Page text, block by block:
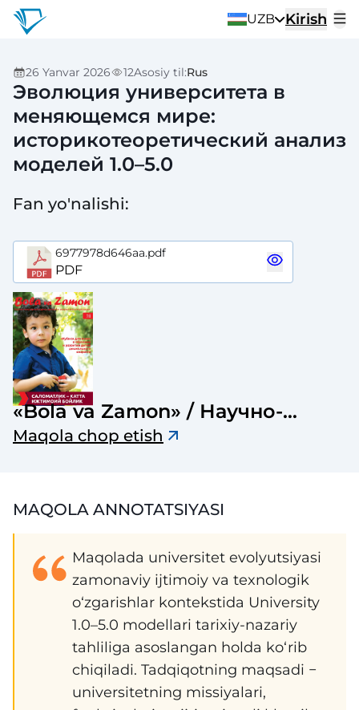
UZB Kirish
26 Yanvar 2026 12Asosiy til:Rus
Эволюция университета в
меняющемся мире:
историкотеоретический анализ
моделей 1.0–5.0
Fan yo'nalishi:
6977978d646aa.pdf
PDF
«Bola va Zamon» / Научно-
популярный журнал детской и
Maqola chop etish
MAQOLA ANNOTATSIYASI
Maqolada universitet evolyutsiyasi
zamonaviy ijtimoiy va texnologik
o‘zgarishlar kontekstida University
1.0–5.0 modellari tarixiy-nazariy
tahliliga asoslangan holda ko‘rib
chiqiladi. Tadqiqotning maqsadi −
universitetning missiyalari,